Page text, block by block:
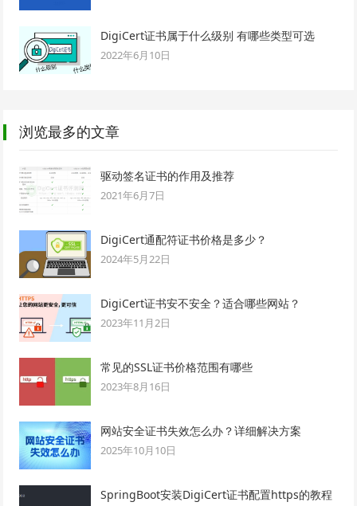
DigiCert证书属于什么级别 有哪些类型可选
2022年6月10日
浏览最多的文章
驱动签名证书的作用及推荐
2021年6月7日
DigiCert通配符证书价格是多少？
2024年5月22日
DigiCert证书安不安全？适合哪些网站？
2023年11月2日
常见的SSL证书价格范围有哪些
2023年8月16日
网站安全证书失效怎么办？详细解决方案
2025年10月10日
SpringBoot安装DigiCert证书配置https的教程